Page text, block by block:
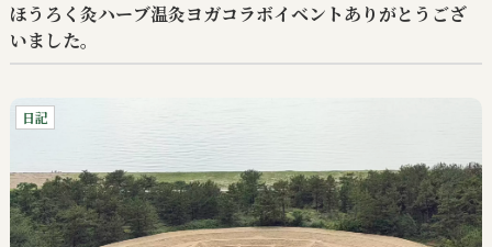
ほうろく灸ハーブ温灸ヨガコラボイベントありがとうござ
いました。
日記